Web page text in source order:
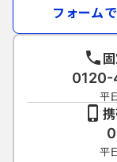
（１）利
びパスワ
（２）他
じないで
（３）安
は、定期
（４）利
ません。
フォーム
0120-
平
平